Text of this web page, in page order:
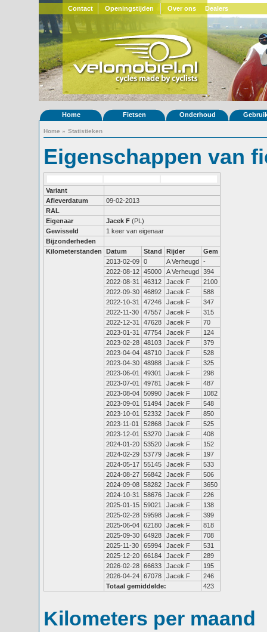
Contact Openingstijden Over ons Dealers
Home Fietsen Onderhoud
Home » Statistieken
Eigenschappen van
Variant
Afleverdatum
09-02-2013
RAL
Eigenaar
Jacek F (PL)
Gewisseld
1 keer van eigenaar
Bijzonderheden
Kilometerstanden
Datum Stand Rijder
Gem
2013-02-09 0 A Verheugd -
2022-08-12 45000 A Verheugd 394
2022-08-31
46312 Jacek F
2100
2022-09-30 46892 Jacek F
588
2022-10-31
47246 Jacek F
347
2022-11-30
47557 Jacek F
315
2022-12-31
47628 Jacek F
70
2023-01-31
47754 Jacek F
124
2023-02-28 48103 Jacek F
379
2023-04-04 48710 Jacek F
528
2023-04-30 48988 Jacek F
325
2023-06-01
49301 Jacek F
298
2023-07-01
49781 Jacek F
487
2023-08-04 50990 Jacek F
1082
2023-09-01
51494 Jacek F
548
2023-10-01
52332 Jacek F
850
2023-11-01
52868 Jacek F
525
2023-12-01
53270 Jacek F
408
2024-01-20 53520 Jacek F
152
2024-02-29 53779 Jacek F
197
2024-05-17 55145 Jacek F
533
2024-08-27 56842 Jacek F
506
2024-09-08 58282 Jacek F
3650
2024-10-31
58676 Jacek F
226
2025-01-15 59021 Jacek F
138
2025-02-28 59598 Jacek F
399
2025-06-04 62180 Jacek F
818
2025-09-30 64928 Jacek F
708
2025-11-30
65994 Jacek F
531
2025-12-20 66184 Jacek F
289
2026-02-28 66633 Jacek F
195
2026-04-24 67078 Jacek F
246
Totaal gemiddelde:
423
Kilometers per maand